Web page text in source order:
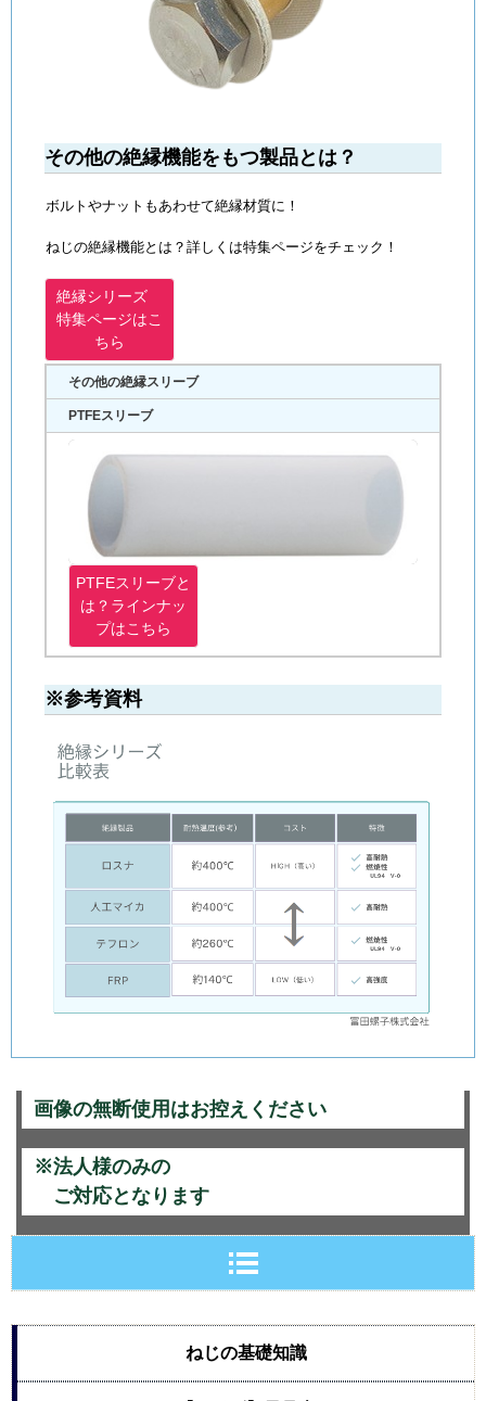
その他の絶縁機能をもつ製品とは？
ボルトやナットもあわせて絶縁材質に！
ねじの絶縁機能とは？詳しくは特集ページをチェック！
絶縁シリーズ
特集ページはこ
ちら
その他の絶縁スリーブ
PTFEスリーブ
PTFEスリーブと
は？ラインナッ
プはこちら
※参考資料
画像の無断使用はお控えください
※法人様のみの
ご対応となります
ねじの基礎知識